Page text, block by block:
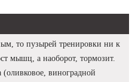
то пузырей тренировки ни к
мышц, а наоборот, тормозит.
виноградной